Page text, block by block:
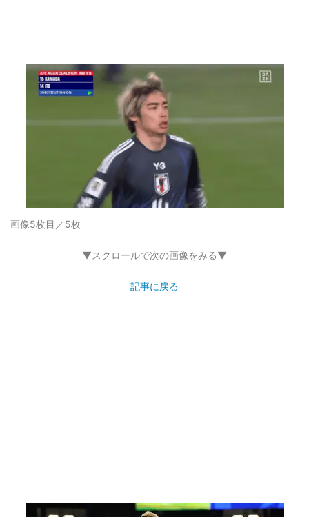
画像5枚目／5枚
▼スクロールで次の画像をみる▼
記事に戻る